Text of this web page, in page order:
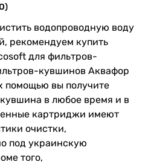
л
- 4шт.
60 л/час
водопроводную воду
рекомендуем купить
для фильтров-
кувшинов Аквафор
помощью вы получите
в любое время и в
картриджи имеют
очистки,
под украинскую
того,